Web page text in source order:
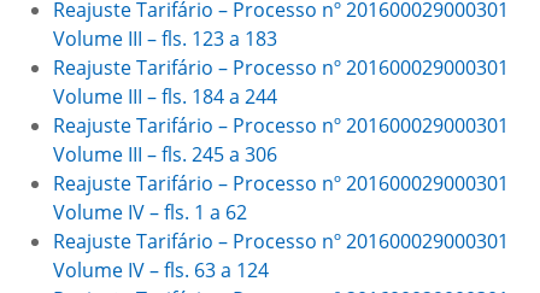
Reajuste Tarifário – Processo nº 201600029000301
Volume III – fls. 123 a 183
Reajuste Tarifário – Processo nº 201600029000301
Volume III – fls. 184 a 244
Reajuste Tarifário – Processo nº 201600029000301
Volume III – fls. 245 a 306
Reajuste Tarifário – Processo nº 201600029000301
Volume IV – fls. 1 a 62
Reajuste Tarifário – Processo nº 201600029000301
Volume IV – fls. 63 a 124